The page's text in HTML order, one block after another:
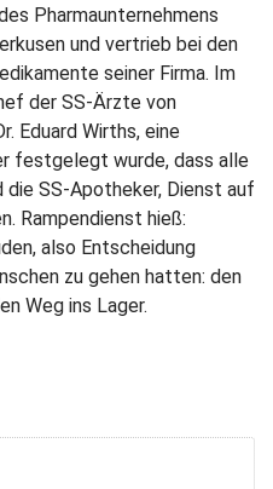
Pharmaunternehmens
und vertrieb bei den
seiner Firma. Im
der SS-Ärzte von
Eduard Wirths, eine
festgelegt wurde, dass alle
die SS-Apotheker, Dienst auf
Rampendienst hieß:
also Entscheidung
zu gehen hatten: den
Weg ins Lager.